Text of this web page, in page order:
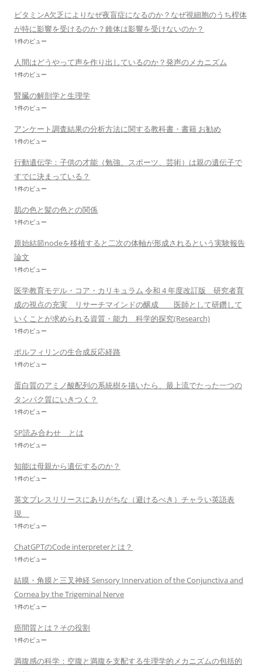
ビタミンA欠乏によりなぜ夜盲症になるのか？なぜ視細胞のうち桿体
が特に影響を受けるのか？錐体は影響を受けないのか？
1件のビュー
人間はどうやって声を作り出しているのか？発声のメカニズム
1件のビュー
腎臓の解剖学と生理学
1件のビュー
アンケート調査結果の分析方法に関する教科書・書籍 お勧め
1件のビュー
行動遺伝学：子供の才能（勉強、スポーツ、芸術）は親の遺伝子で
すでに決まっている？
1件のビュー
肌の色と髪の色との関係
1件のビュー
原始結節nodeを移植すると二次の体軸が形成されるという実験報告
論文
1件のビュー
医学教育モデル・コア・カリキュラム 令和 4 年度改訂版 研究者育
成の視点の充実 リサーチマインドの醸成 医師として研鑽して
いくことが求められる資質・能力 科学的探究(Research)
1件のビュー
ポルフィリンの生合成反応経路
1件のビュー
蛋白質のアミノ酸配列の系統樹を描いたら、最上流でたった一つの
タンパク質にいきつく？
1件のビュー
SP読み合わせ とは
1件のビュー
知能は母親から遺伝するのか？
1件のビュー
英文プレスリリースにありがちな（避けるべき）チャラい英語表
現
1件のビュー
ChatGPTのCode interpreterとは？
1件のビュー
結膜・角膜と三叉神経 Sensory Innervation of the Conjunctiva and
Cornea by the Trigeminal Nerve
1件のビュー
癌間質とは？その役割
1件のビュー
満腹感の科学：空腹と満腹を支配する生理学的メカニズムの包括的